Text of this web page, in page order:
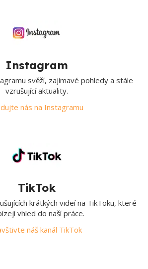
Instagram
svěží, zajímavé pohledy a stále
vzrušující aktuality.
nás na Instagramu
TikTok
krátkých videí na TikToku, které
vhled do naší práce.
náš kanál TikTok